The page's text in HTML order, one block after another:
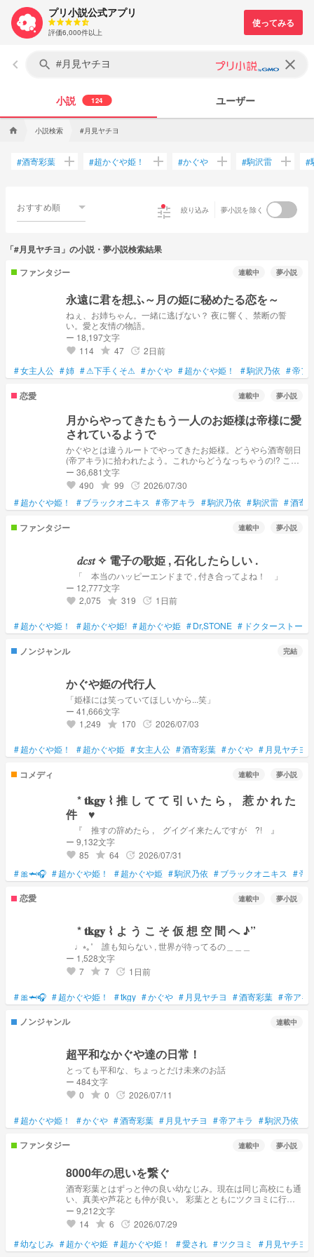
プリ小説公式アプリ
評価6,000件以上
keyboard_arrow_left search clear
小説 124 ユーザー
home 小説検索 #月見ヤチヨ
#酒寄彩葉 add #超かぐや姫！ add #かぐや add #駒沢雷 add #
おすすめ順 tune 絞り込み 夢小説を除く
「#月見ヤチヨ」の小説・夢小説検索結果
ファンタジー
連載中 夢小説
永遠に君を想ふ～月の姫に秘めたる恋を～
ねぇ、お姉ちゃん。一緒に逃げない？ 夜に響く、禁断の誓
い。愛と友情の物語。
ー 18,197文字
favorite 114 grade 47 update 2日前
#女主人公 #姉 #⚠下手くそ⚠ #かぐや #超かぐや姫！ #駒沢乃依 #帝ア
恋愛 連載中 夢小説
月からやってきたもう一人のお姫様は帝様に愛
されているようで
かぐやとは違うルートでやってきたお姫様。どうやら酒寄朝日
(帝アキラ)に拾われたよう。これからどうなっちゃうの!? これ
はそんなすこ〜しはちゃめちゃのもう1人のお姫様のお話。
ー 36,681文字
favorite 490 grade 99 update 2026/07/30
#超かぐや姫！ #ブラックオニキス #帝アキラ #駒沢乃依 #駒沢雷 #酒寄
ファンタジー 連載中 夢小説
𝑑𝑐𝑠𝑡 ✧ 電子の歌姫 , 石化したらしい .
「 本当のハッピーエンドまで , 付き合ってよね！ 」
ー 12,777文字
favorite 2,075 grade 319 update 1日前
#超かぐや姫！ #超かぐや姫! #超かぐや姫 #Dr,STONE # ドクターストーン
ノンジャンル 完結
かぐや姫の代行人
「姫様には笑っていてほしいから...笑」
ー 41,666文字
favorite 1,249 grade 170 update 2026/07/03
#超かぐや姫！ #超かぐや姫 #女主人公 #酒寄彩葉 #かぐや # 月見ヤチヨ
コメディ 連載中 夢小説
* 𝐭𝐤𝐠𝐲 ⌇ 推 し て て 引 い た ら , 惹 か れ た
件 ♥
『 推すの辞めたら , グイグイ来たんですが ?! 』
ー 9,132文字
favorite 85 grade 64 update 2026/07/31
#🎀🦈🎧️ #超かぐや姫！ #超かぐや姫 #駒沢乃依 #ブラックオニキス #帝
恋愛 連載中 夢小説
* 𝐭𝐤𝐠𝐲 ⌇ よ う こ そ 仮 想 空 間 へ ♪”
♩⭒｡˚ 誰も知らない , 世界が待ってるの＿＿＿
ー 1,528文字
favorite 7 grade 7 update 1日前
#🎀🦈🎧️ #超かぐや姫！ #tkgy #かぐや # 月見ヤチヨ #酒寄彩葉 #帝アキ
ノンジャンル 連載中
超平和なかぐや達の日常！
とっても平和な、ちょっとだけ未来のお話
ー 484文字
favorite 0 grade 0 update 2026/07/11
#超かぐや姫！ #かぐや #酒寄彩葉 # 月見ヤチヨ #帝アキラ #駒沢乃依
ファンタジー 連載中 夢小説
8000年の思いを繋ぐ
酒寄彩葉とはずっと仲の良い幼なじみ。現在は同じ高校にも通
い、真美や芦花とも仲が良い。 彩葉とともにツクヨミに行く
ことも多々あった。 しかし、主人公には彩葉の推しである月
見ヤチヨに見覚えが、、？？ そして、いつも通りの彩葉との
帰り道そこにはなぜか、キラキラ光るゲーミング電柱が？！！
小説初めてで、チャレンジで作らしていただいたものです！！
誤字あるかもです😣、オリジナルも含ませていただきます！！
ー 9,212文字
favorite 14 grade 6 update 2026/07/29
#幼なじみ #超かぐや姫 #超かぐや姫！ #愛され #ツクヨミ # 月見ヤチヨ